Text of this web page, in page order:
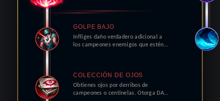
GOLPE BAJO
Infliges daño verdadero adicional a
los campeones enemigos que estén…
COLECCIÓN DE OJOS
Obtienes ojos por derribos de
campeones o centinelas. Otorga DA…